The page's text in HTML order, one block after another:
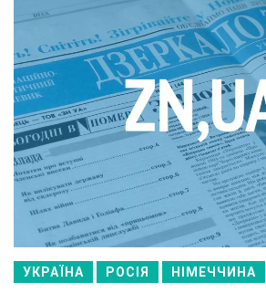
УКРАЇНА РОСІЯ НІМЕЧЧИНА